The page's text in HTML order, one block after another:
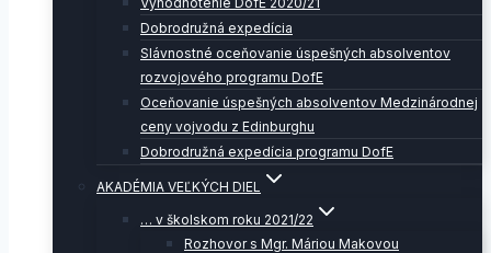
Dobrodružná expedícia
Slávnostné oceňovanie úspešných absolventov
rozvojového programu DofE
Oceňovanie úspešných absolventov Medzinárodnej
ceny vojvodu z Edinburghu
Dobrodružná expedícia programu DofE
AKADÉMIA VEĽKÝCH DIEL
… v školskom roku 2021/22
Rozhovor s Mgr. Máriou Makovou